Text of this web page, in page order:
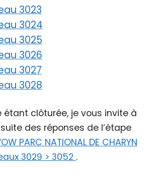
3023
3024
3025
3026
3027
3028
clôturée, je vous invite à
des réponses de l’étape
PARC NATIONAL DE CHARYN
3029 > 3052 .